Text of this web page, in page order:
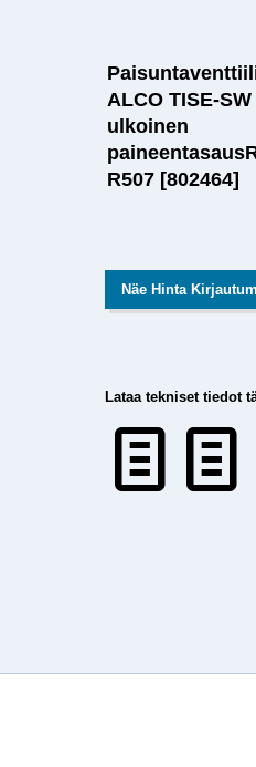
ALCO TISE-
ulkoinen
R507 [802464]
Näe Hinta
Lataa tekniset tiedot